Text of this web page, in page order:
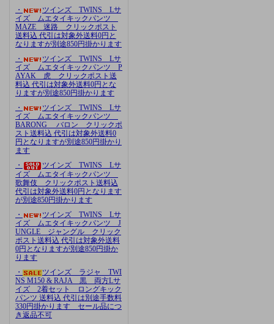
・
ツインズ TWINS Lサ
イズ ムエタイキックパンツ
MAZE 迷路 クリックポスト
送料込 代引は対象外送料0円と
なりますが別途850円掛かります
・
ツインズ TWINS Lサ
イズ ムエタイキックパンツ P
AYAK 虎 クリックポスト送
料込 代引は対象外送料0円とな
りますが別途850円掛かります
・
ツインズ TWINS Lサ
イズ ムエタイキックパンツ
BARONG バロン クリックポ
スト送料込 代引は対象外送料0
円となりますが別途850円掛かり
ます
・
ツインズ TWINS Lサ
イズ ムエタイキックパンツ
歌舞伎 クリックポスト送料込
代引は対象外送料0円となります
が別途850円掛かります
・
ツインズ TWINS Lサ
イズ ムエタイキックパンツ J
UNGLE ジャングル クリック
ポスト送料込 代引は対象外送料
0円となりますが別途850円掛か
ります
・
ツインズ ラジャ TWI
NS M150 & RAJA 黒 両方Lサ
イズ 2着セット ロングキック
パンツ 送料込 代引は別途手数料
330円掛かります セール品につ
き返品不可